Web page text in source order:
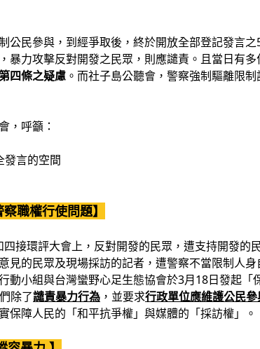
公民參與，到經爭取後，終於開放全部登記發言
暴力攻擊反對開發之民眾，則應譴責。且當日有多
四條之疑慮 。而社子島公聽會，警察強制驅離限
，呼籲：
發言的空間
職權行使問題】
四接環評大會上，反對開發的民眾，遭支持開發的
的民眾及現場採訪的記者，遭警察不當限制人身
動小組與台灣蠻野心足生態協會於3月18日發起「
除了譴責暴力行為 ，並要求行政單位應維護公民
保障人民的「和平抗爭權」與媒體的「採訪權」。